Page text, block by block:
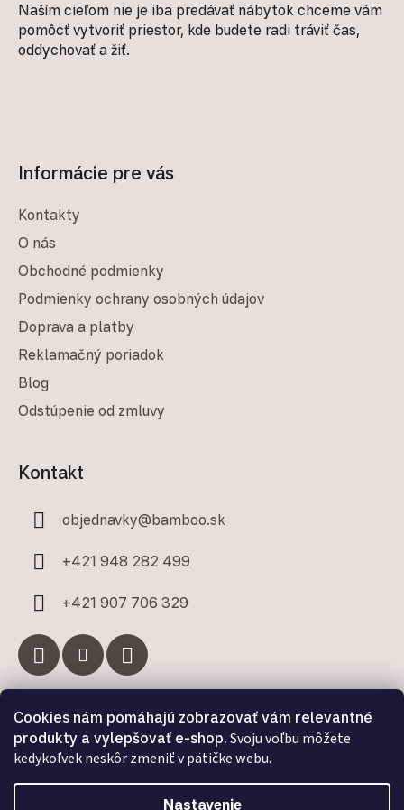
Cookies nám pomáhajú zobrazovať vám relevantné
produkty a vylepšovať e-shop. Svoju voľbu môžete
kedykoľvek neskôr zmeniť v pätičke webu.
Nastavenie
Naším cieľom nie je iba predávať nábytok chceme vám
pomôcť vytvoriť priestor, kde budete radi tráviť čas,
oddychovať a žiť.
Informácie pre vás
Kontakty
O nás
Obchodné podmienky
Podmienky ochrany osobných údajov
Doprava a platby
Reklamačný poriadok
Blog
Odstúpenie od zmluvy
Kontakt
objednavky@bamboo.sk
+421 948 282 499
+421 907 706 329
Facebook
Bamboo.sk